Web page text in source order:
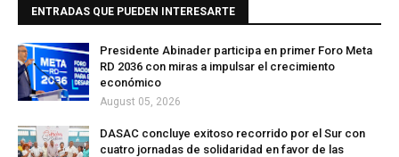
ENTRADAS QUE PUEDEN INTERESARTE
Presidente Abinader participa en primer Foro Meta
RD 2036 con miras a impulsar el crecimiento
económico
August 05, 2026
DASAC concluye exitoso recorrido por el Sur con
cuatro jornadas de solidaridad en favor de las